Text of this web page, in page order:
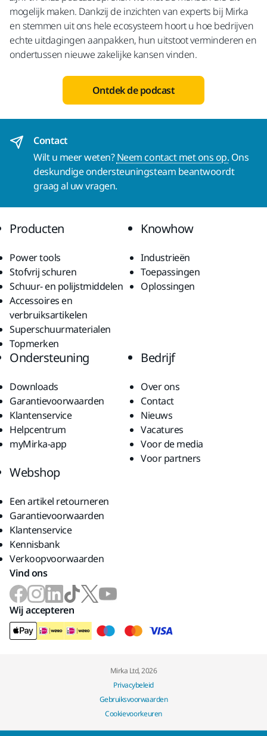
mogelijk maken. Dankzij de inzichten van experts bij Mirka
en stemmen uit ons hele ecosysteem hoort u hoe bedrijven
echte uitdagingen aanpakken, hun uitstoot verminderen en
ondertussen nieuwe zakelijke kansen vinden.
Ontdek de podcast
Contact
Wilt u meer weten?Neem contact met ons op. Ons
deskundige ondersteuningsteam beantwoordt
graag al uw vragen.
Producten
Power tools
Stofvrij schuren
Schuur- en polijstmiddelen
Accessoires en
verbruiksartikelen
Superschuurmaterialen
Topmerken
Knowhow
Industrieën
Toepassingen
Oplossingen
Ondersteuning
Downloads
Garantievoorwaarden
Klantenservice
Helpcentrum
myMirka-app
Bedrijf
Over ons
Contact
Nieuws
Vacatures
Voor de media
Voor partners
Webshop
Een artikel retourneren
Garantievoorwaarden
Klantenservice
Kennisbank
Verkoopvoorwaarden
Vind ons
Wij accepteren
Mirka Ltd, 2026
Privacybeleid
Gebruiksvoorwaarden
Cookievoorkeuren